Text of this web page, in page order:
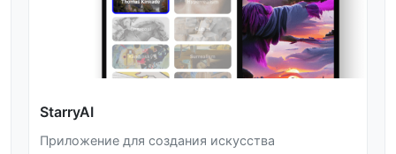
StarryAI
Приложение для создания искусства